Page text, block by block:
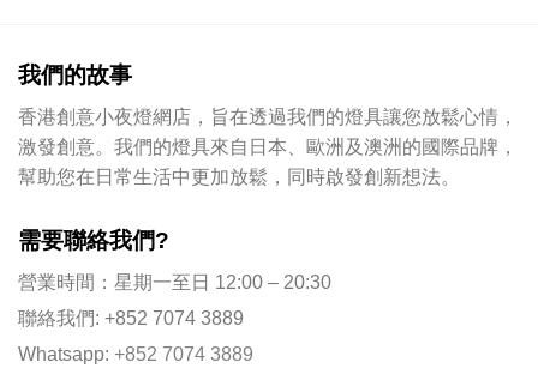
我們的故事
香港創意小夜燈網店，旨在透過我們的燈具讓您放鬆心情，
激發創意。我們的燈具來自日本、歐洲及澳洲的國際品牌，
幫助您在日常生活中更加放鬆，同時啟發創新想法。
需要聯絡我們?
營業時間：星期一至日 12:00 – 20:30
聯絡我們: +852 7074 3889
Whatsapp: +852 7074 3889